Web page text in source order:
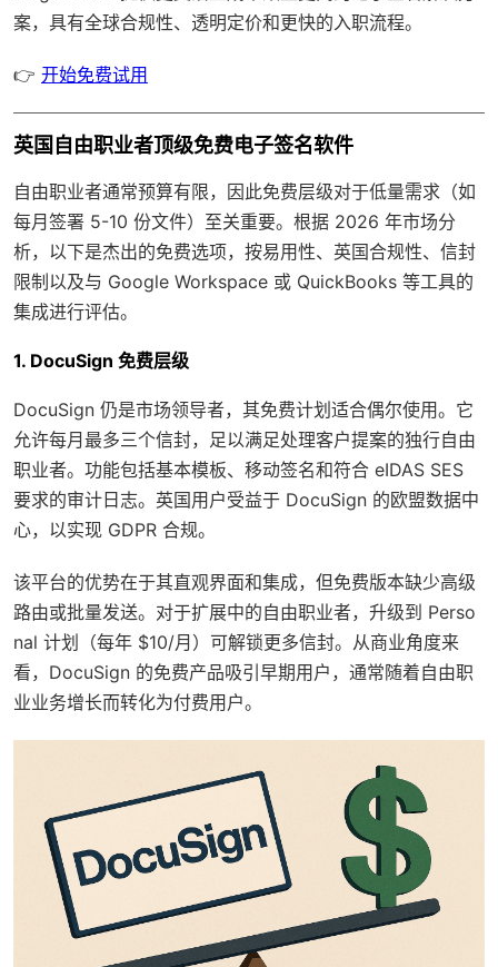
案，具有全球合规性、透明定价和更快的入职流程。
👉 开始免费试用
英国自由职业者顶级免费电子签名软件
自由职业者通常预算有限，因此免费层级对于低量需求（如
每月签署 5-10 份文件）至关重要。根据 2026 年市场分
析，以下是杰出的免费选项，按易用性、英国合规性、信封
限制以及与 Google Workspace 或 QuickBooks 等工具的
集成进行评估。
1. DocuSign 免费层级
DocuSign 仍是市场领导者，其免费计划适合偶尔使用。它
允许每月最多三个信封，足以满足处理客户提案的独行自由
职业者。功能包括基本模板、移动签名和符合 eIDAS SES
要求的审计日志。英国用户受益于 DocuSign 的欧盟数据中
心，以实现 GDPR 合规。
该平台的优势在于其直观界面和集成，但免费版本缺少高级
路由或批量发送。对于扩展中的自由职业者，升级到 Perso
nal 计划（每年 $10/月）可解锁更多信封。从商业角度来
看，DocuSign 的免费产品吸引早期用户，通常随着自由职
业业务增长而转化为付费用户。